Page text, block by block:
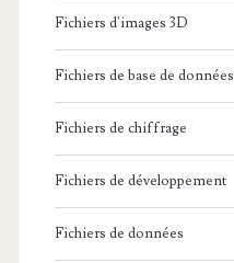
Fichiers d'images 3D
Fichiers de base de données
Fichiers de chiffrage
Fichiers de développement
Fichiers de données